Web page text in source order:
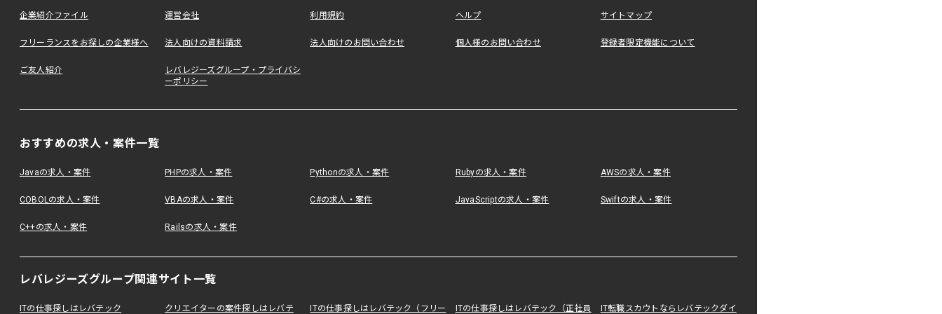
企業紹介ファイル 運営会社 利用規約 ヘルプ サイトマップ
フリーランスをお探しの企業様へ 法人向けの資料請求 法人向けのお問い合わせ 個人様のお問い合わせ 登録者限定機能について
ご友人紹介
レバレジーズグループ・プライバシ
ーポリシー
おすすめの求人・案件一覧
Javaの求人・案件 PHPの求人・案件 Pythonの求人・案件 Rubyの求人・案件 AWSの求人・案件
COBOLの求人・案件 VBAの求人・案件 C#の求人・案件 JavaScriptの求人・案件 Swiftの求人・案件
C++の求人・案件 Railsの求人・案件
レバレジーズグループ関連サイト一覧
ITの仕事探しはレバテック クリエイターの案件探しはレバテ ITの仕事探しはレバテック（フリー ITの仕事探しはレバテック（正社員 IT転職スカウトならレバテックダイ